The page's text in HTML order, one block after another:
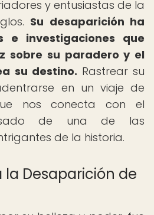
y entusiastas de la
Su desaparición ha
e investigaciones que
sobre su paradero y el
su destino. Rastrear su
en un viaje de
nos conecta con el
de una de las
de la historia.
Desaparición de